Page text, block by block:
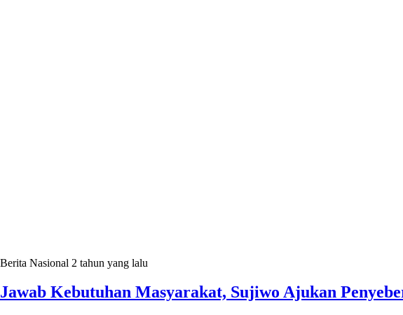
Berita Nasional 2 tahun yang lalu
Jawab Kebutuhan Masyarakat, Sujiwo Ajukan